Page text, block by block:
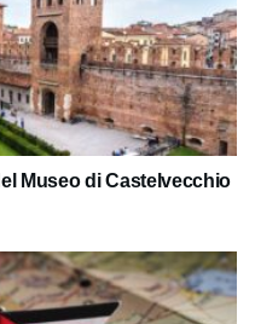
Museo di Castelvecchio